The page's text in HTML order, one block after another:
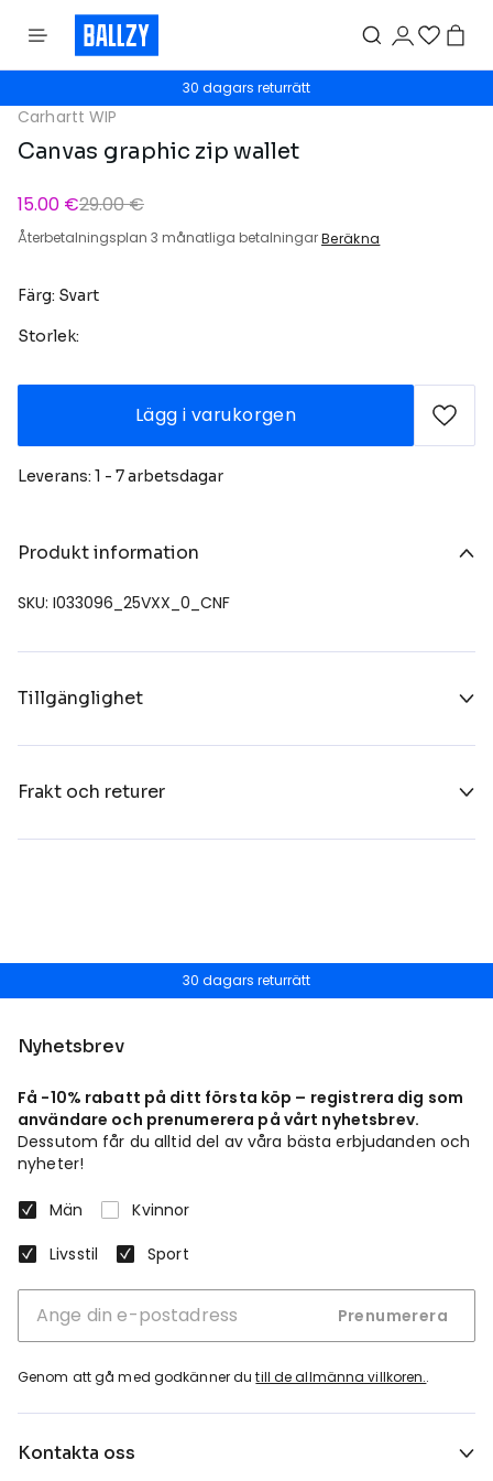
30 dagars returrätt
Carhartt WIP
Canvas graphic zip wallet
15.00 €29.00 €
Återbetalningsplan 3 månatliga betalningarBeräkna
Färg: Svart
Storlek:
Lägg i varukorgen
Leverans: 1 - 7 arbetsdagar
Produkt information
SKU: I033096_25VXX_0_CNF
Tillgänglighet
Frakt och returer
30 dagars returrätt
Nyhetsbrev
Få -10% rabatt på ditt första köp – registrera dig som
användare och prenumerera på vårt nyhetsbrev.
Dessutom får du alltid del av våra bästa erbjudanden och
nyheter!
Män
Kvinnor
Livsstil
Sport
Prenumerera
Genom att gå med godkänner dutill de allmänna villkoren..
Kontakta oss